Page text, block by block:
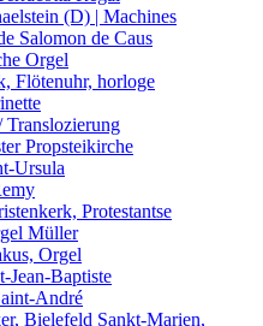
(D) | Machines
Salomon de Caus
Orgel
Flötenuhr, horloge
Propsteikirche
Ursula
Protestantse
Müller
Orgel
Jean-Baptiste
André
Bielefeld Sankt-Marien,